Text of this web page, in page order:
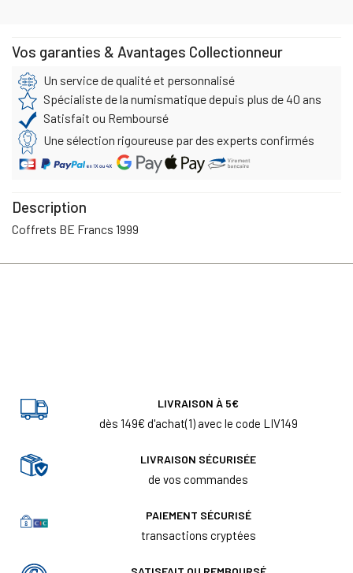
Vos garanties & Avantages Collectionneur
Un service de qualité et personnalisé
Spécialiste de la numismatique depuis plus de 40 ans
Satisfait ou Remboursé
Une sélection rigoureuse par des experts confirmés
Description
Coffrets BE Francs 1999
LIVRAISON À 5€
dès 149€ d'achat(1) avec le code LIV149
LIVRAISON SÉCURISÉE
de vos commandes
PAIEMENT SÉCURISÉ
transactions cryptées